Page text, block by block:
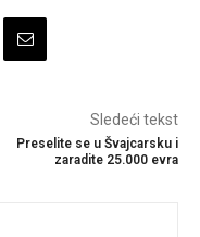
Sledeći tekst
Preselite se u Švajcarsku i
zaradite 25.000 evra